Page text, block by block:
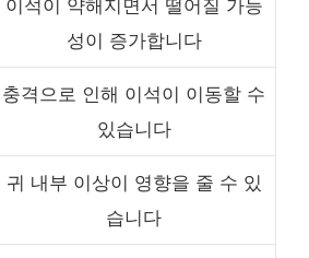
이석이 약해지면서 떨어질 가능
성이 증가합니다
충격으로 인해 이석이 이동할 수
있습니다
귀 내부 이상이 영향을 줄 수 있
습니다